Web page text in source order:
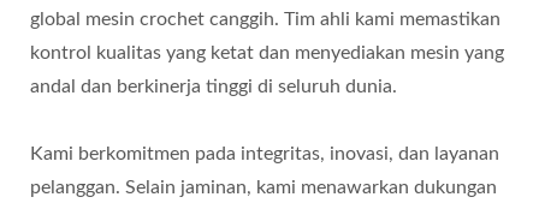
global mesin crochet canggih. Tim ahli kami memastikan
kontrol kualitas yang ketat dan menyediakan mesin yang
andal dan berkinerja tinggi di seluruh dunia.
Kami berkomitmen pada integritas, inovasi, dan layanan
pelanggan. Selain jaminan, kami menawarkan dukungan